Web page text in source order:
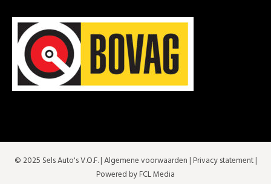
© 2025 Sels Auto's V.O.F. |Algemene voorwaarden | Privacy statement|
Powered by FCL Media